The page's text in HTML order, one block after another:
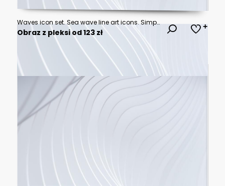
Waves icon set. Sea wave line art icons. Simple blue wave icon collection. Water design concept. Sea and ocean wave symbol, vector illustration
Obraz z pleksi od 123 zł